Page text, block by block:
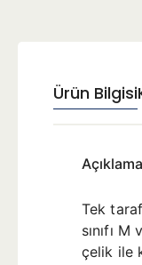
Ürün Bilgisi
Açıklama
Tek
sınıfı
çelik ile